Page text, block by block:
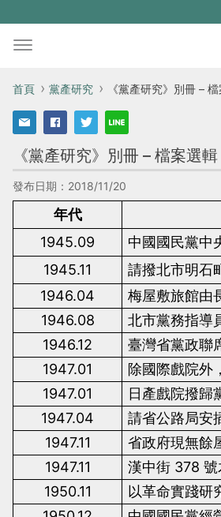
首頁 黨產研究 《黨產研究》別冊 –
《黨產研究》別冊 – 檔案選輯
發布日期：2018/11/20
年代
1945.09
中國國民黨中
1945.11
請撥北市明石
1946.04
梅屋敷旅館由
1946.08
北市黨務指導
1946.12
臺灣省黨政聯
1947.01
除國際戲院外
1947.01
日產戲院撥歸
1947.04
請省公路局安
1947.11
省政府現無餘
1947.11
漢中街 378號
1950.11
以革命實踐研